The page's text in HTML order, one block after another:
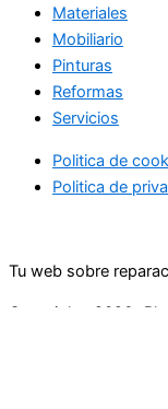
Materiales
Mobiliario
Pinturas
Reformas
Servicios
Politica de
Politica de
Tu web sobre